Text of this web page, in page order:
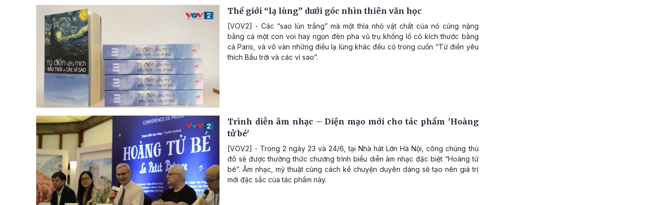
Thế giới “lạ lùng” dưới góc nhìn thiên văn học
[VOV2] - Các “sao lùn trắng” mà một thìa nhỏ vật chất của nó cũng nặng
bằng cả một con voi hay ngọn đèn pha vũ trụ khổng lồ có kích thước bằng
cả Paris, và vô vàn những điều lạ lùng khác đều có trong cuốn “Từ điển yêu
thích Bầu trời và các vì sao”.
Trình diễn âm nhạc – Diện mạo mới cho tác phẩm 'Hoàng
tử bé'
[VOV2] - Trong 2 ngày 23 và 24/6, tại Nhà hát Lớn Hà Nội, công chúng thủ
đô sẽ được thưởng thức chương trình biểu diễn âm nhạc đặc biệt “Hoàng tử
bé”. Âm nhạc, mỹ thuật cùng cách kể chuyện duyên dáng sẽ tạo nên giá trị
mới đặc sắc của tác phẩm này.